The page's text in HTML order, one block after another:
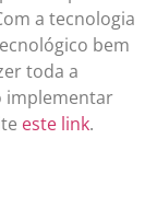
a tecnologia
bem
toda a
implementar
este link.